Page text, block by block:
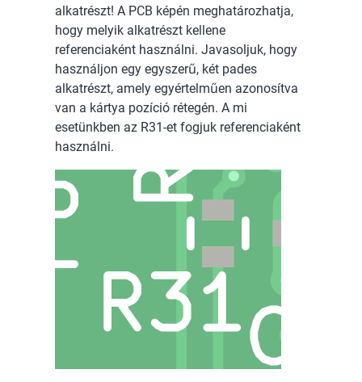
alkatrészt! A PCB képén meghatározhatja,
hogy melyik alkatrészt kellene
referenciaként használni. Javasoljuk, hogy
használjon egy egyszerű, két pades
alkatrészt, amely egyértelműen azonosítva
van a kártya pozíció rétegén. A mi
esetünkben az R31-et fogjuk referenciaként
használni.